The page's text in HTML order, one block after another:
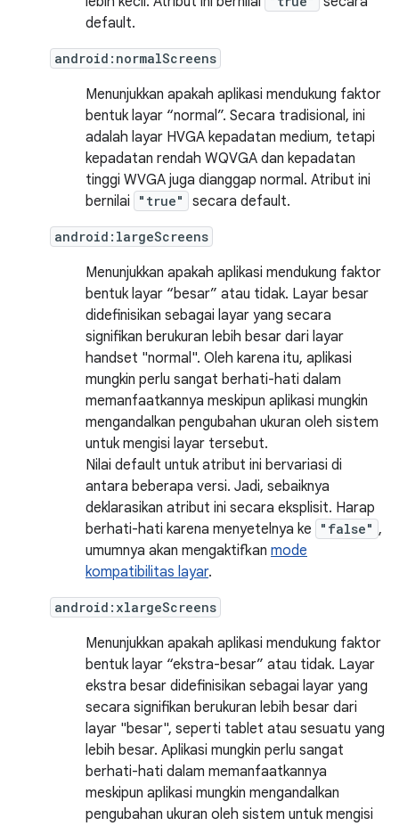
default.
android:normalScreens
Menunjukkan apakah aplikasi mendukung faktor
bentuk layar “normal”. Secara tradisional, ini
adalah layar HVGA kepadatan medium, tetapi
kepadatan rendah WQVGA dan kepadatan
tinggi WVGA juga dianggap normal. Atribut ini
bernilai
"true" secara default.
android:largeScreens
Menunjukkan apakah aplikasi mendukung faktor
bentuk layar “besar” atau tidak. Layar besar
didefinisikan sebagai layar yang secara
signifikan berukuran lebih besar dari layar
handset "normal". Oleh karena itu, aplikasi
mungkin perlu sangat berhati-hati dalam
memanfaatkannya meskipun aplikasi mungkin
mengandalkan pengubahan ukuran oleh sistem
untuk mengisi layar tersebut.
Nilai default untuk atribut ini bervariasi di
antara beberapa versi. Jadi, sebaiknya
deklarasikan atribut ini secara eksplisit. Harap
berhati-hati karena menyetelnya ke
"false" ,
umumnya akan mengaktifkan mode
kompatibilitas layar.
android:xlargeScreens
Menunjukkan apakah aplikasi mendukung faktor
bentuk layar “ekstra-besar” atau tidak. Layar
ekstra besar didefinisikan sebagai layar yang
secara signifikan berukuran lebih besar dari
layar "besar", seperti tablet atau sesuatu yang
lebih besar. Aplikasi mungkin perlu sangat
berhati-hati dalam memanfaatkannya
meskipun aplikasi mungkin mengandalkan
pengubahan ukuran oleh sistem untuk mengisi